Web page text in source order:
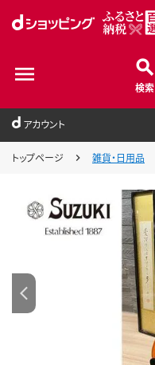
検索
アカウント
トップページ 雑貨・日用品